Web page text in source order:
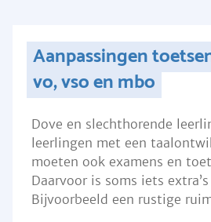
Aanpassingen
vo, vso en mbo
Dove en slechthorende
leerlingen met een
moeten ook examens en
Daarvoor is soms iets
Bijvoorbeeld een rustige